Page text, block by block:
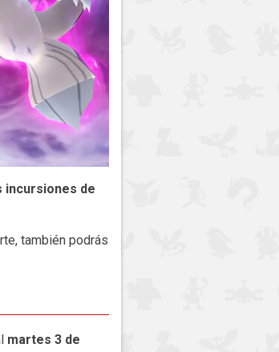
incursiones de
también podrás
martes 3 de